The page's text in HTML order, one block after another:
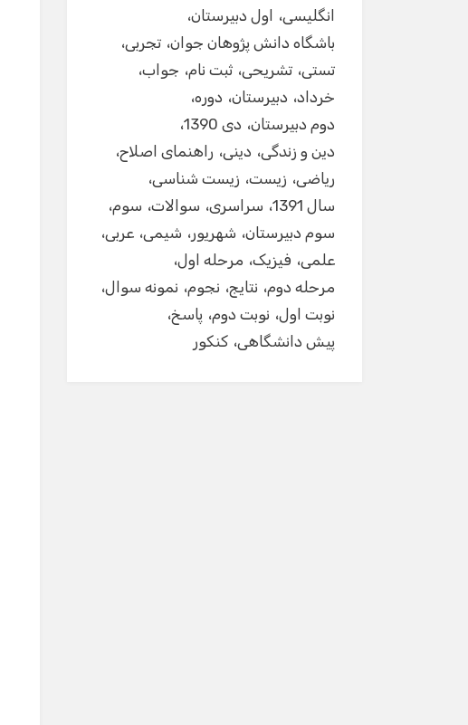
انگلیسی
اول دبیرستان
باشگاه دانش پژوهان جوان تجربی
تستی تشریحی ثبت نام جواب
خرداد دبیرستان دوره
دوم دبیرستان دی 1390
دین و زندگی دینی راهنمای اصلاح
ریاضی زیست زیست شناسی
سال 1391
سراسری سوالات سوم
سوم دبیرستان شهریور شیمی عربی
علمی فیزیک مرحله اول
مرحله دوم نتایج نجوم نمونه سوال
نوبت اول نوبت دوم پاسخ
پیش دانشگاهی کنکور